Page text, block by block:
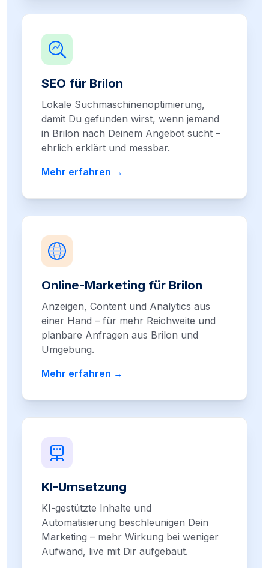
SEO für Brilon
Lokale Suchmaschinenoptimierung,
damit Du gefunden wirst, wenn jemand
in Brilon nach Deinem Angebot sucht –
ehrlich erklärt und messbar.
Mehr erfahren →
Online-Marketing für Brilon
Anzeigen, Content und Analytics aus
einer Hand – für mehr Reichweite und
planbare Anfragen aus Brilon und
Umgebung.
Mehr erfahren →
KI-Umsetzung
KI-gestützte Inhalte und
Automatisierung beschleunigen Dein
Marketing – mehr Wirkung bei weniger
Aufwand, live mit Dir aufgebaut.